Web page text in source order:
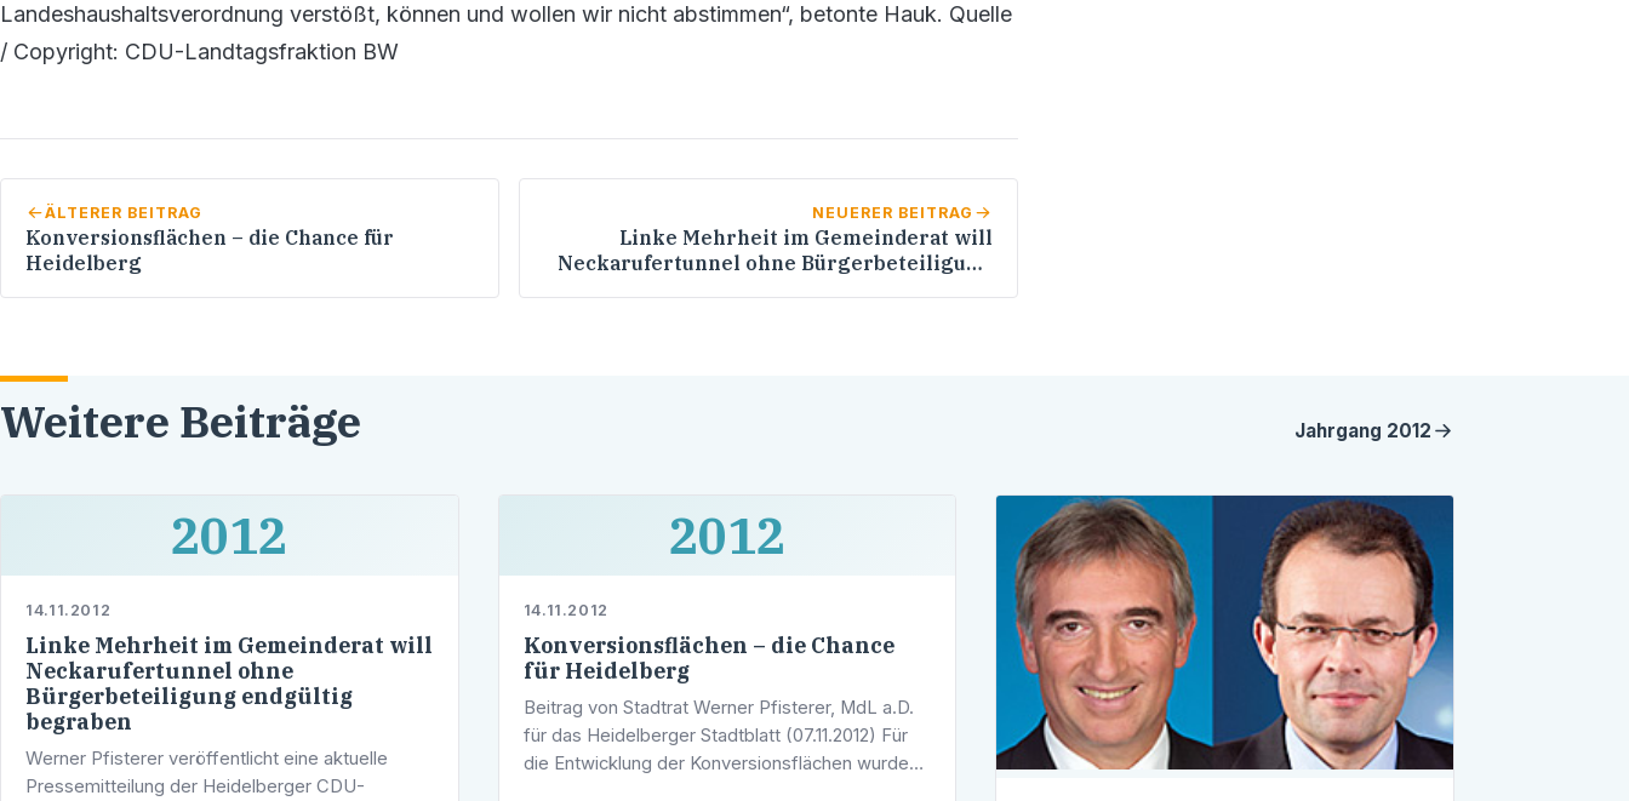
Landeshaushaltsverordnung verstößt, können und wollen wir nicht abstimmen“, betonte Hauk. Quelle
/ Copyright: CDU-Landtagsfraktion BW
ÄLTERER BEITRAG
Konversionsflächen – die Chance für
Heidelberg
NEUERER BEITRAG
Linke Mehrheit im Gemeinderat will
Neckarufertunnel ohne Bürgerbeteiligung
Weitere Beiträge Jahrgang 2012
2012
14.11.2012
Linke Mehrheit im Gemeinderat will
Neckarufertunnel ohne
Bürgerbeteiligung endgültig
begraben
Werner Pfisterer veröffentlicht eine aktuelle
Pressemitteilung der Heidelberger CDU-
2012
14.11.2012
Konversionsflächen – die Chance
für Heidelberg
Beitrag von Stadtrat Werner Pfisterer, MdL a.D.
für das Heidelberger Stadtblatt (07.11.2012) Für
die Entwicklung der Konversionsflächen wurden